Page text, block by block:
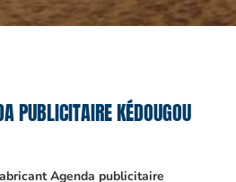
PUBLICITAIRE KÉDOUGOU
Agenda publicitaire